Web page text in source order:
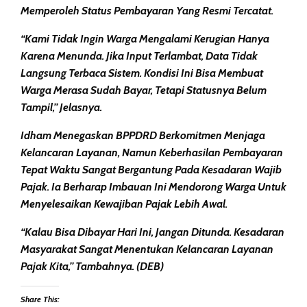
Memperoleh Status Pembayaran Yang Resmi Tercatat.
“Kami Tidak Ingin Warga Mengalami Kerugian Hanya
Karena Menunda. Jika Input Terlambat, Data Tidak
Langsung Terbaca Sistem. Kondisi Ini Bisa Membuat
Warga Merasa Sudah Bayar, Tetapi Statusnya Belum
Tampil,” Jelasnya.
Idham Menegaskan BPPDRD Berkomitmen Menjaga
Kelancaran Layanan, Namun Keberhasilan Pembayaran
Tepat Waktu Sangat Bergantung Pada Kesadaran Wajib
Pajak. Ia Berharap Imbauan Ini Mendorong Warga Untuk
Menyelesaikan Kewajiban Pajak Lebih Awal.
“Kalau Bisa Dibayar Hari Ini, Jangan Ditunda. Kesadaran
Masyarakat Sangat Menentukan Kelancaran Layanan
Pajak Kita,” Tambahnya. (DEB)
Share This: